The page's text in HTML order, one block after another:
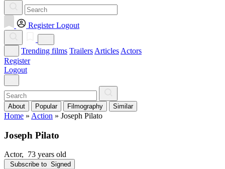
Register Logout
Trending films Trailers Articles Actors
Register
Logout
About Popular Filmography Similar
Home » Action » Joseph Pilato
Joseph Pilato
Actor, 73 years old
Subscribe to Signed